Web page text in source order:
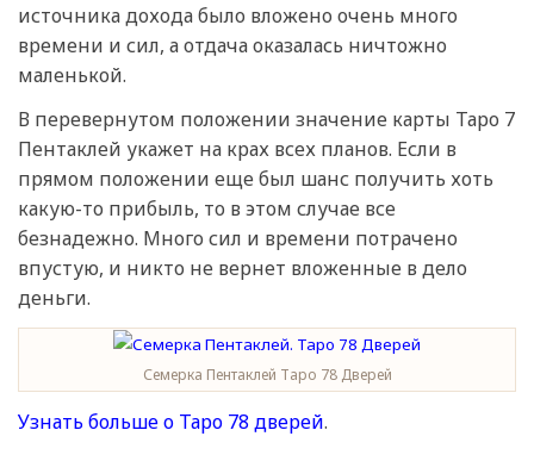
источника дохода было вложено очень много
времени и сил, а отдача оказалась ничтожно
маленькой.
В перевернутом положении значение карты Таро 7
Пентаклей укажет на крах всех планов. Если в
прямом положении еще был шанс получить хоть
какую-то прибыль, то в этом случае все
безнадежно. Много сил и времени потрачено
впустую, и никто не вернет вложенные в дело
деньги.
Семерка Пентаклей Таро 78 Дверей
Узнать больше о Таро 78 дверей.